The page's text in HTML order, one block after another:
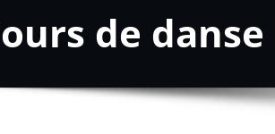
de